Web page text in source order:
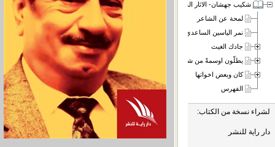
شكيب جهشان- الاثار الشعرية الكاملة 2
لمحة عن الشاعر
نمر الياسين الساعدي يحكي لكم
جادك الغيث
يطلّون اوسمةً من شذا
كان وبعض اخواتها
الفهرس
لشراء نسخة من الكتاب:
دار راية للنشر